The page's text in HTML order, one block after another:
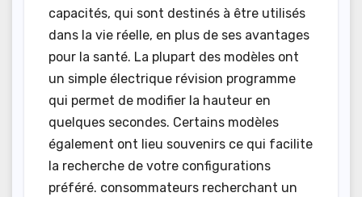
capacités, qui sont destinés à être utilisés
dans la vie réelle, en plus de ses avantages
pour la santé. La plupart des modèles ont
un simple électrique révision programme
qui permet de modifier la hauteur en
quelques secondes. Certains modèles
également ont lieu souvenirs ce qui facilite
la recherche de votre configurations
préféré. consommateurs recherchant un